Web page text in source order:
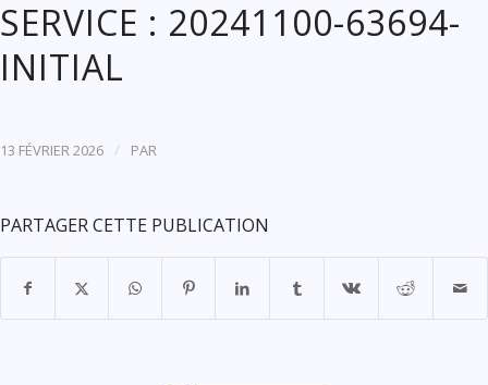
SERVICE : 20241100-63694-
INITIAL
13 FÉVRIER 2026 / PAR
PARTAGER CETTE PUBLICATION